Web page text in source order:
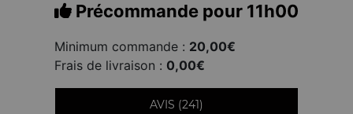
Précommande pour 11h00
Minimum commande : 20,00€
Frais de livraison : 0,00€
AVIS (241)